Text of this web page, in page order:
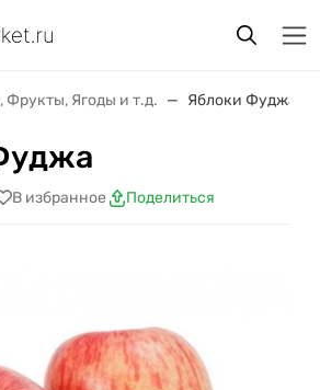
Фрукты, Ягоды и т.д. Яблоки Фуджа
В избранное Поделиться